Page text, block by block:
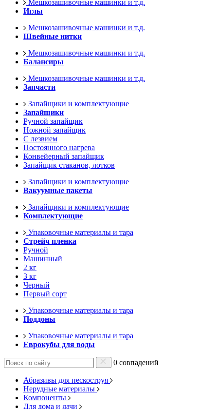
Мешкозашивочные машинки и т.д.
Иглы
Мешкозашивочные машинки и т.д.
Швейные нитки
Мешкозашивочные машинки и т.д.
Балансиры
Мешкозашивочные машинки и т.д.
Запчасти
Запайщики и комплектующие
Запайщики
Ручной запайщик
Ножной запайщик
С лезвием
Постоянного нагрева
Конвейерный запайщик
Запайщик стаканов, лотков
Запайщики и комплектующие
Вакуумные пакеты
Запайщики и комплектующие
Комплектующие
Упаковочные материалы и тара
Стрейч пленка
Ручной
Машинный
2 кг
3 кг
Черный
Первый сорт
Упаковочные материалы и тара
Поддоны
Упаковочные материалы и тара
Еврокубы для воды
0 совпадений
Абразивы для пескоструя
Нерудные материалы
Компоненты
Для дома и дачи